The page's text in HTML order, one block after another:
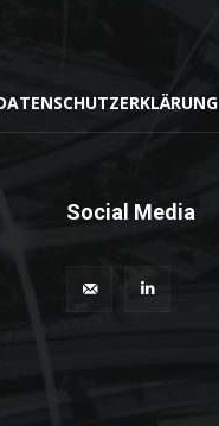
Social Media